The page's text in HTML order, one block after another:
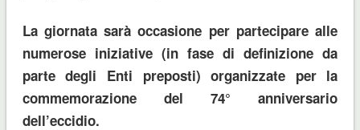
La giornata sarà occasione per partecipare alle
numerose iniziative (in fase di definizione da
parte degli Enti preposti) organizzate per la
commemorazione del 74° anniversario
dell’eccidio.